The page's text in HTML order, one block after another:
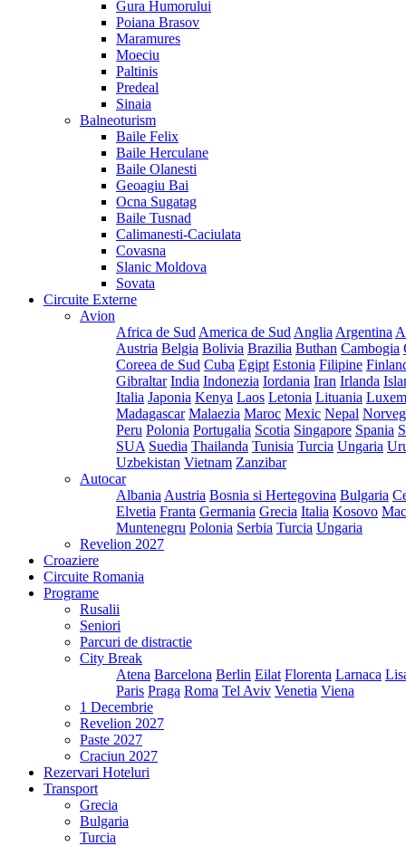
Gura Humorului
Poiana Brasov
Maramures
Moeciu
Paltinis
Predeal
Sinaia
Balneoturism
Baile Felix
Baile Herculane
Baile Olanesti
Geoagiu Bai
Ocna Sugatag
Baile Tusnad
Calimanesti-Caciulata
Covasna
Slanic Moldova
Sovata
Circuite Externe
Avion
Africa de Sud America de Sud Anglia Argentina
Austria Belgia Bolivia Brazilia Buthan Cambogia
Coreea de Sud Cuba Egipt Estonia Filipine
Gibraltar India Indonezia Iordania Iran Irlanda
Italia Japonia Kenya Laos Letonia Lituania
Madagascar Malaezia Maroc Mexic Nepal
Peru Polonia Portugalia Scotia Singapore Spania
SUA Suedia Thailanda Tunisia Turcia Ungaria
Uzbekistan Vietnam Zanzibar
Autocar
Albania Austria Bosnia si Hertegovina Bulgaria
Elvetia Franta Germania Grecia Italia Kosovo
Muntenegru Polonia Serbia Turcia Ungaria
Revelion 2027
Croaziere
Circuite Romania
Programe
Rusalii
Seniori
Parcuri de distractie
City Break
Atena Barcelona Berlin Eilat Florenta Larnaca
Paris Praga Roma Tel Aviv Venetia Viena
1 Decembrie
Revelion 2027
Paste 2027
Craciun 2027
Rezervari Hoteluri
Transport
Grecia
Bulgaria
Turcia